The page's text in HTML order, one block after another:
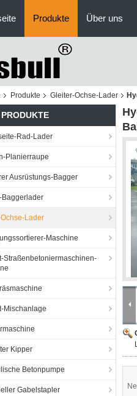
Produkte Über uns
Produkte Gleiter-Ochse-Lader
Rad-Lader
Planierraupe
Ausrüstungs-Bagger
Baggerlader
Lader
Maschine
Straßenbetoniermaschinen-
Mischanlage
Kipper
Betonpumpe
Gabelstapler